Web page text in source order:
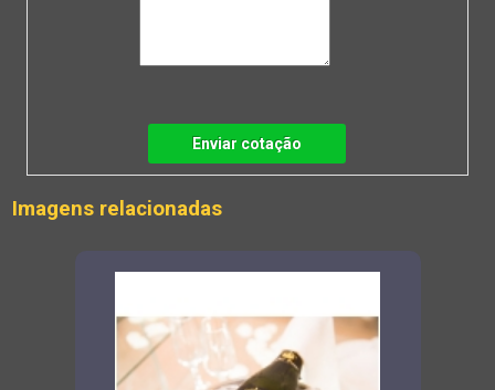
Enviar cotação
Imagens relacionadas